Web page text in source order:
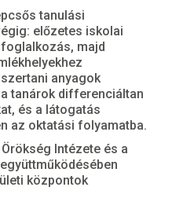
tanulási
előzetes iskolai
majd
anyagok
tanárok differenciáltan
és a látogatás
az oktatási folyamatba.
Intézete és a
központok